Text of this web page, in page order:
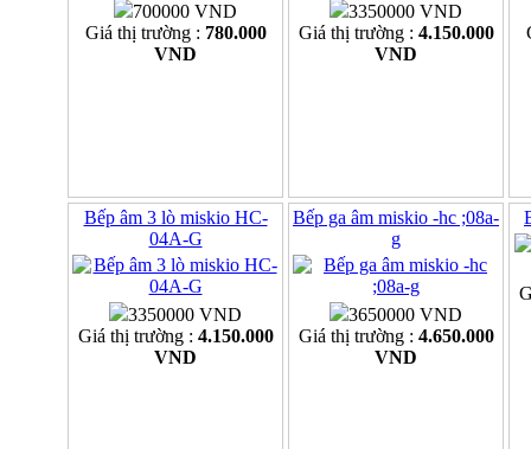
700000 VND
Giá thị trường : 780.000
VND
3350000 VND
Giá thị trường : 4.150.000
VND
Bếp âm 3 lò miskio HC-
04A-G
3350000 VND
Giá thị trường : 4.150.000
VND
Bếp ga âm miskio -hc ;08a-
g
3650000 VND
Giá thị trường : 4.650.000
VND